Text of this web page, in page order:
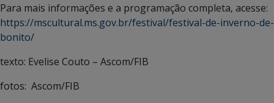
Para mais informações e a programação completa, acesse:
https://mscultural.ms.gov.br/festival/festival-de-inverno-de-
bonito/
texto: Evelise Couto – Ascom/FIB
fotos: Ascom/FIB